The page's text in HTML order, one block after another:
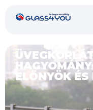
ELŐNYÖK